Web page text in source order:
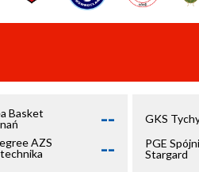
Basket
--
AZS
--
GKS
PGE
Stargard